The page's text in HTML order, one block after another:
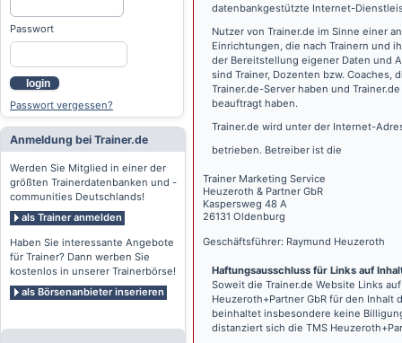
Passwort
login
Passwort vergessen?
Anmeldung bei Trainer.de
Werden Sie Mitglied in einer der
größten Trainerdatenbanken und -
communities Deutschlands!
als Trainer anmelden
Haben Sie interessante Angebote
für Trainer? Dann werben Sie
kostenlos in unserer Trainerbörse!
als Börsenanbieter inserieren
datenbankgestützte Internet-
Nutzer von Trainer.de im Sinne einer
Einrichtungen, die nach Trainern und
der Bereitstellung eigener Daten und
sind Trainer, Dozenten bzw.
Trainer.de-Server haben und Trainer.de
beauftragt haben.
Trainer.de wird unter der Internet-
betrieben. Betreiber ist die
Trainer Marketing Service
Heuzeroth & Partner GbR
Kaspersweg 48 A
26131 Oldenburg
Geschäftsführer: Raymund Heuzeroth
Haftungsausschluss für Links auf
Soweit die Trainer.de Website Links
Heuzeroth+Partner GbR für den Inhalt
beinhaltet insbesondere keine
distanziert sich die TMS